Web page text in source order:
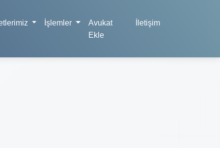
İşlemler
Avukat
Ekle
İletişim